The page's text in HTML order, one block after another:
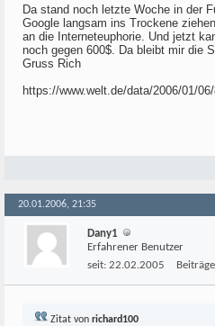
Da stand noch letzte Woche in der
Google langsam ins Trockene
an die Interneteuphorie. Und jetzt
noch gegen 600$. Da bleibt mir die
Gruss Rich
https://www.welt.de/data/2006/01/06/
20.01.2006, 21:35
Dany1
Erfahrener Benutzer
seit: 22.02.2005
Zitat von richard100